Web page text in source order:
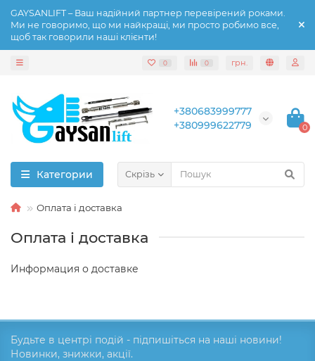
GAYSANLIFT – Ваш надійний партнер перевірений роками.
Ми не говоримо, що ми найкращі, ми просто робимо все,
щоб так говорили наші клієнти!
0 0 грн.
+380683999777
+380999622779
0
Категории Скрізь
Оплата і доставка
Оплата і доставка
Информация о доставке
Будьте в центрі подій - підпишіться на наші новини!
Новинки, знижки, акції.